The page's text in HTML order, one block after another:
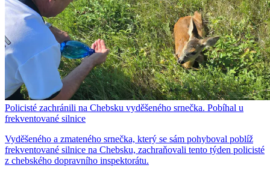
Policisté zachránili na Chebsku vyděšeného srnečka. Pobíhal u
frekventované silnice
Vyděšeného a zmateného srnečka, který se sám pohyboval poblíž
frekventované silnice na Chebsku, zachraňovali tento týden policisté
z chebského dopravního inspektorátu.